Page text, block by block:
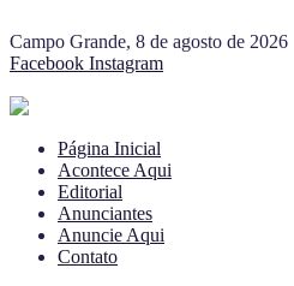
Campo Grande, 8 de agosto de 2026
Facebook Instagram
Página Inicial
Acontece Aqui
Editorial
Anunciantes
Anuncie Aqui
Contato